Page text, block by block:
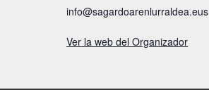
info@sagardoarenlurraldea.eus
Ver la web del Organizador